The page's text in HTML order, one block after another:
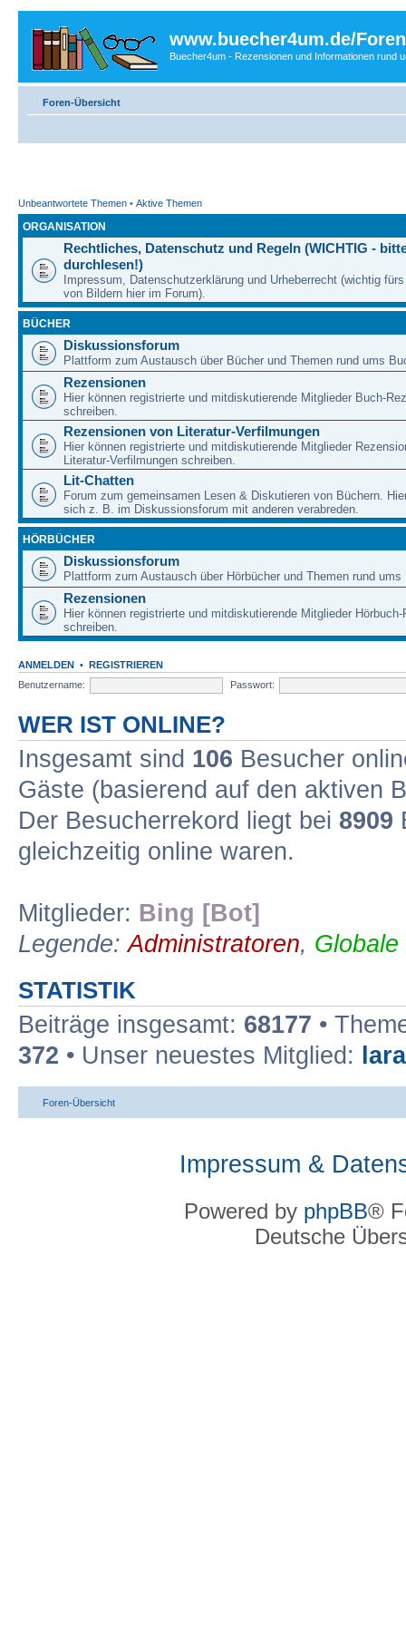
www.buecher4um.de/Foren
Buecher4um - Rezensionen und Informationen rund
Foren-Übersicht
Unbeantwortete Themen • Aktive Themen
ORGANISATION
Rechtliches, Datenschutz und Regeln (WICHTIG -
durchlesen!)
Impressum, Datenschutzerklärung und Urheberrecht (wichtig
von Bildern hier im Forum).
BÜCHER
Diskussionsforum
Plattform zum Austausch über Bücher und Themen rund ums
Rezensionen
Hier können registrierte und mitdiskutierende Mitglieder Buch-
schreiben.
Rezensionen von Literatur-Verfilmungen
Hier können registrierte und mitdiskutierende Mitglieder
Literatur-Verfilmungen schreiben.
Lit-Chatten
Forum zum gemeinsamen Lesen & Diskutieren von Büchern.
sich z. B. im Diskussionsforum mit anderen verabreden.
HÖRBÜCHER
Diskussionsforum
Plattform zum Austausch über Hörbücher und Themen rund ums
Rezensionen
Hier können registrierte und mitdiskutierende Mitglieder Hörbuch-
schreiben.
ANMELDEN • REGISTRIEREN
Benutzername:
Passwort:
WER IST ONLINE?
Insgesamt sind 106 Besucher
Gäste (basierend auf den aktiven
Der Besucherrekord liegt bei 8909
gleichzeitig online waren.
Mitglieder: Bing [Bot]
Legende:Administratoren,
STATISTIK
Beiträge insgesamt: 68177 •
372 • Unser neuestes Mitglied:
Foren-Übersicht
Impressum &
Powered by phpBB®
Deutsche